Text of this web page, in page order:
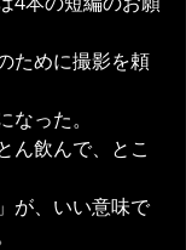
ために撮影を頼
った。
ん飲んで、とこ
が、いい意味で